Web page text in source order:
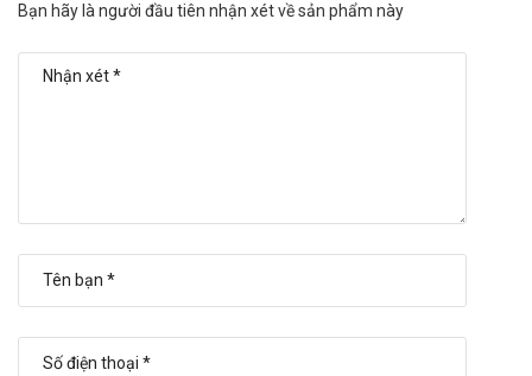
Bạn hãy là người đầu tiên nhận xét về sản phẩm này